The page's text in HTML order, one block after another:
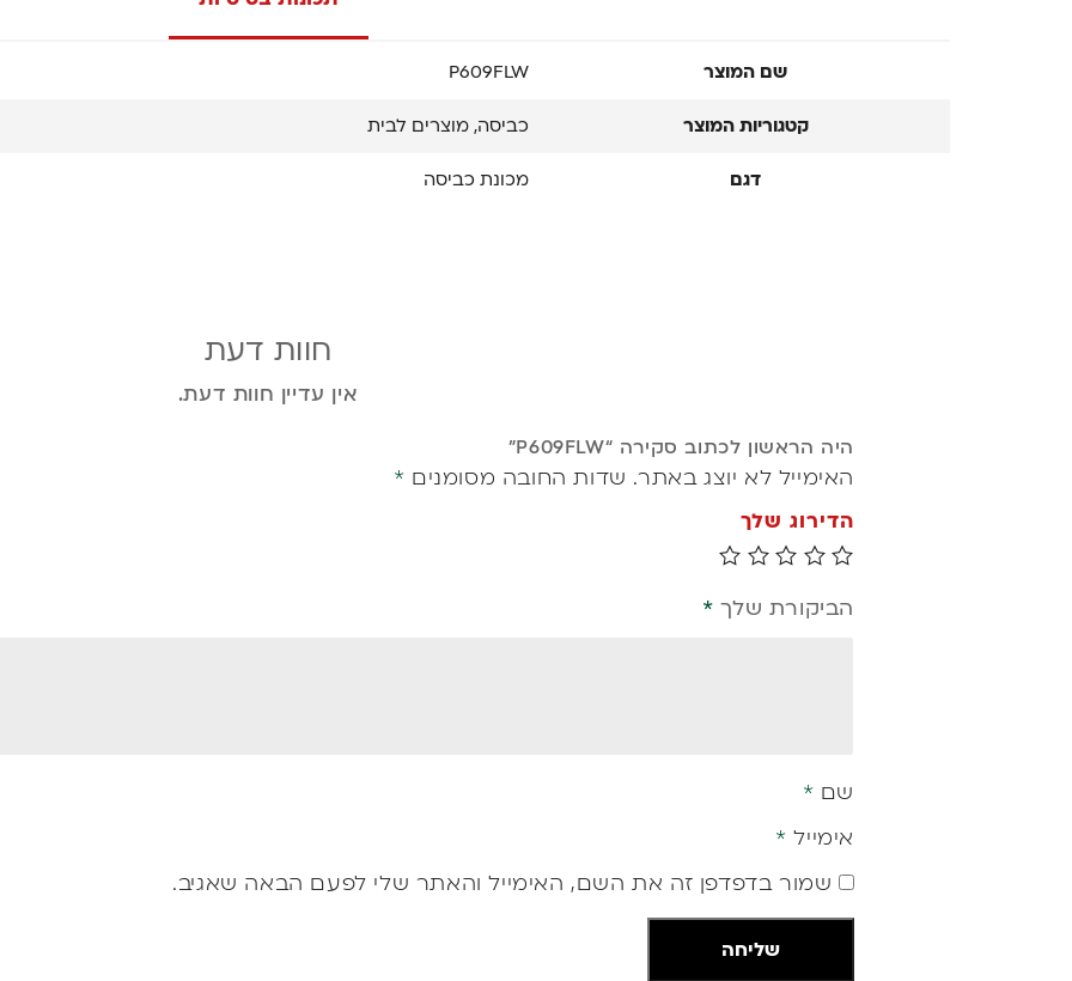
שם המוצר P609FLW
קטגוריות המוצר כביסה, מוצרים לבית
דגם מכונת כביסה
חוות דעת
אין עדיין חוות דעת.
היה הראשון לכתוב סקירה “P609FLW”
האימייל לא יוצג באתר. שדות החובה מסומנים *
הדירוג שלך
הביקורת שלך *
שם *
אימייל *
שמור בדפדפן זה את השם, האימייל והאתר שלי לפעם הבאה שאגיב.